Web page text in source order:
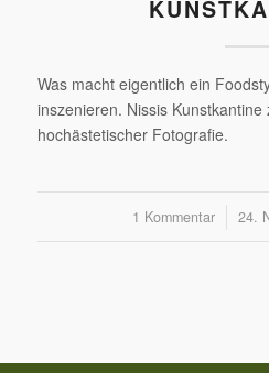
Was macht eigentlich ein
inszenieren. Nissis Kunstkantine
hochästetischer Fotografie.
1 Kommentar
/ 24.